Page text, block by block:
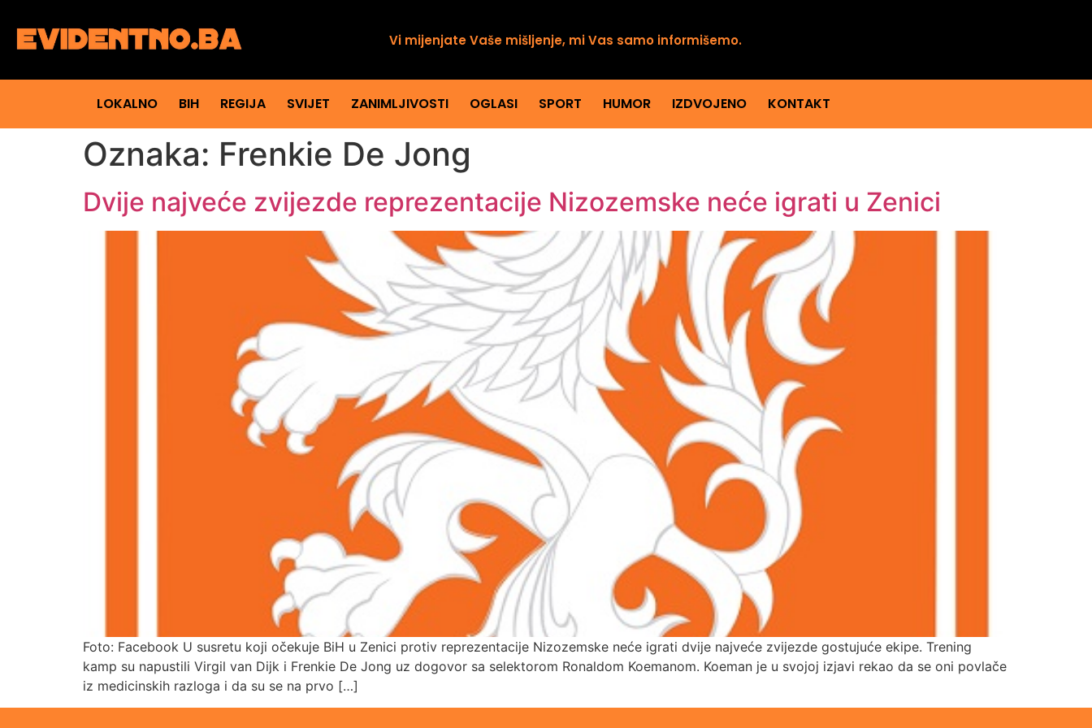
Vi mijenjate Vaše mišljenje, mi Vas samo informišemo.
LOKALNO BIH REGIJA SVIJET ZANIMLJIVOSTI OGLASI SPORT HUMOR IZDVOJENO KONTAKT
Oznaka: Frenkie De Jong
Dvije najveće zvijezde reprezentacije Nizozemske neće igrati u Zenici
Foto: Facebook U susretu koji očekuje BiH u Zenici protiv reprezentacije Nizozemske neće igrati dvije najveće zvijezde gostujuće ekipe. Trening
kamp su napustili Virgil van Dijk i Frenkie De Jong uz dogovor sa selektorom Ronaldom Koemanom. Koeman je u svojoj izjavi rekao da se oni povlače
iz medicinskih razloga i da su se na prvo […]